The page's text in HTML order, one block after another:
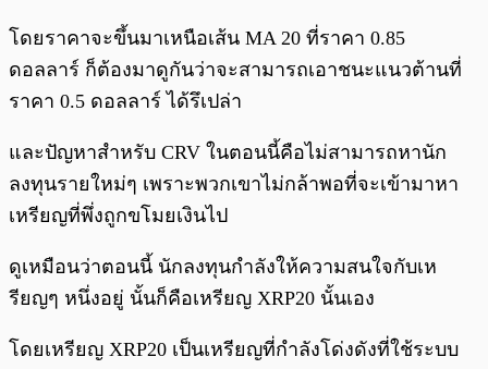
โดยราคาจะขึ้นมาเหนือเส้น MA 20 ที่ราคา 0.85
ดอลลาร์ ก็ต้องมาดูกันว่าจะสามารถเอาชนะแนวต้านที่
ราคา 0.5 ดอลลาร์ ได้รึเปล่า
และปัญหาสำหรับ CRV ในตอนนี้คือไม่สามารถหานัก
ลงทุนรายใหม่ๆ เพราะพวกเขาไม่กล้าพอที่จะเข้ามาหา
เหรียญที่พึ่งถูกขโมยเงินไป
ดูเหมือนว่าตอนนี้ นักลงทุนกำลังให้ความสนใจกับเห
รียญๆ หนึ่งอยู่ นั้นก็คือเหรียญ XRP20 นั้นเอง
โดยเหรียญ XRP20 เป็นเหรียญที่กำลังโด่งดังที่ใช้ระบบ